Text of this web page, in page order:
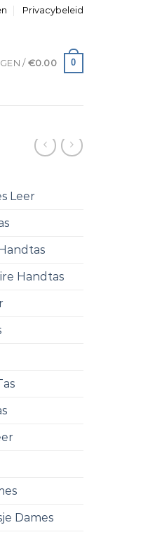
Privacybeleid
/€0.00 0
Leer
Handtas
Dames